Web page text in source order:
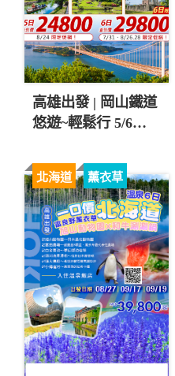
高雄出發 | 岡山鐵道
悠遊~輕鬆行 5/6日
北海道 薰衣草